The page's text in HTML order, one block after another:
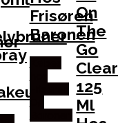
Frisøren
Baronen
Og
On
The
Go
Clear
125
Ml